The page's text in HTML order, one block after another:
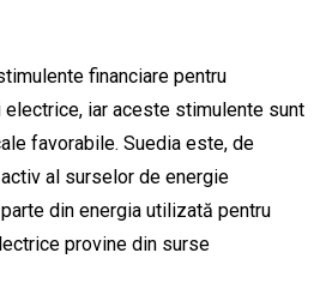
financiare pentru
iar aceste stimulente sunt
favorabile. Suedia este, de
al surselor de energie
din energia utilizată pentru
provine din surse